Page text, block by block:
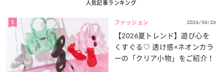
人気記事ランキング
1 ファッション 2026/06/26
【2026夏トレンド】遊び心を
くすぐる♡ 透け感×ネオンカラ
ーの「クリア小物」をご紹介！